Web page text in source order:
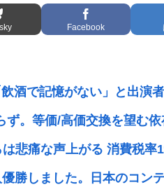
Facebook
酒で記憶がない」と出演
ず。等価/高価交換を望む
悲痛な声上がる 消費税率
勝しました。日本のコン